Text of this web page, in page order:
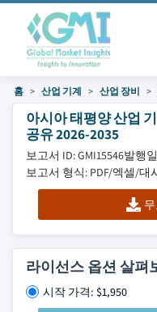
홈 산업 기계 산업 장비
아시아 태평양 산업
공유 2026-2035
보고서 ID: GMI15546발행
보고서 형식: PDF/엑셀/대
라이선스 옵션 살펴
시작 가격: $1,950